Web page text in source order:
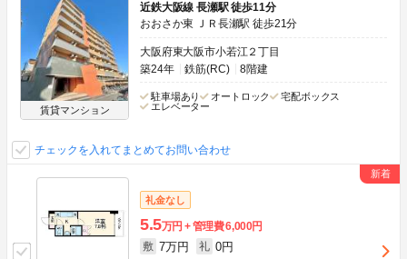
賃貸マンション
近鉄大阪線 長瀬駅 徒歩11分
おおさか東 ＪＲ長瀬駅 徒歩21分
大阪府東大阪市小若江２丁目
築24年
鉄筋(RC) 8階建
駐車場あり オートロック
宅配ボックス
エレベーター
チェックを入れてまとめてお問い合わせ
礼金なし
5.5万円 管理費6,000円
敷 7万円 礼 0円